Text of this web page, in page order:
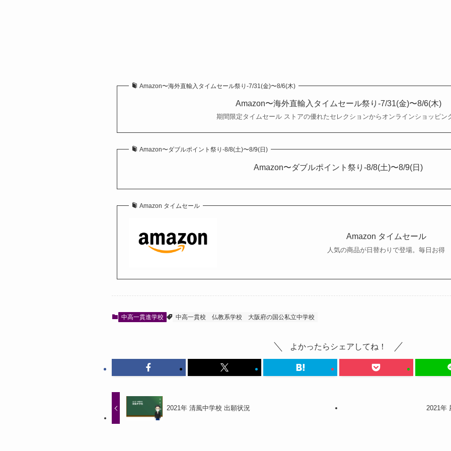
Amazon〜海外直輸入タイムセール祭り-7/31(金)〜8/6(木)
Amazon〜海外直輸入タイムセール祭り-7/31(金)〜8/6(木)
期間限定タイムセール ストアの優れたセレクションからオンラインショッピン
Amazon〜ダブルポイント祭り-8/8(土)〜8/9(日)
Amazon〜ダブルポイント祭り-8/8(土)〜8/9(日)
Amazon タイムセール
Amazon タイムセール
人気の商品が日替わりで登場。毎日お得
中高一貫進学校 中高一貫校 仏教系学校 大阪府の国公私立中学校
よかったらシェアしてね！
2021年 清風中学校 出願状況 2021年